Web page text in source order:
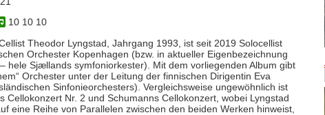
10 10 10
Theodor Lyngstad, Jahrgang 1993, ist seit 2019 Solocellist
Orchester Kopenhagen (bzw. in aktueller Eigenbezeichnung
hele Sjællands symfoniorkester). Mit dem vorliegenden Album gibt
Orchester unter der Leitung der finnischen Dirigentin Eva
Sinfonieorchesters). Vergleichsweise ungewöhnlich ist
Cellokonzert Nr. 2 und Schumanns Cellokonzert, wobei Lyngstad
eine Reihe von Parallelen zwischen den beiden Werken hinweist,